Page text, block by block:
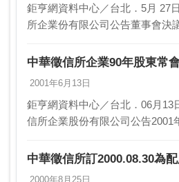
鉅亨網資料中心／台北．5月 27日 05/
所企業份有限公司公告董事會決
五)10…
中華徵信所企業90年股東常
2001年6月13日
鉅亨網資料中心／台北．06月13日 06/13 11:48 中華
信所企業股份有限公司公告2001
中華徵信所訂2000.08.30為
2000年8月25日